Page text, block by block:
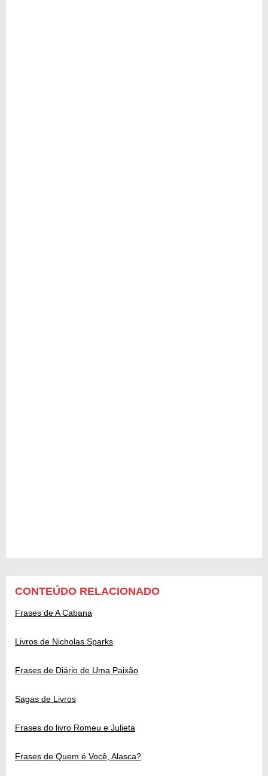
CONTEÚDO RELACIONADO
Frases de A Cabana
Livros de Nicholas Sparks
Frases de Diário de Uma Paixão
Sagas de Livros
Frases do livro Romeu e Julieta
Frases de Quem é Você, Alasca?